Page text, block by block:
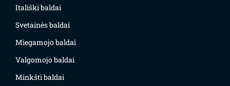
Itališki baldai
Svetainės baldai
Miegamojo baldai
Valgomojo baldai
Minkšti baldai